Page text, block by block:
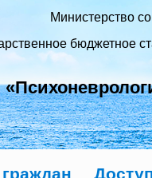
Министерство
бюджетное